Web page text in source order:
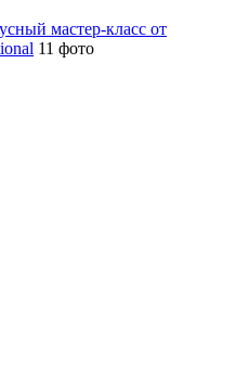
мастер-класс от
11 фото